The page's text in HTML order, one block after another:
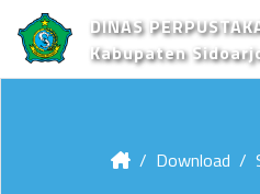
DINAS
Kabupaten
Download